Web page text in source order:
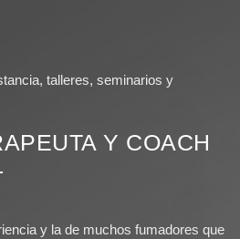
talleres, seminarios y
Y COACH
y la de muchos fumadores que